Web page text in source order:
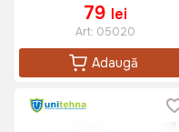
79 lei
Art: 05020
Adaugă